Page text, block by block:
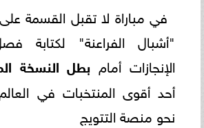
في مباراة لا تقبل القسمة
"أشبال الفراعنة" لكتابة
الإنجازات أمام بطل النسخة
أحد أقوى المنتخبات في
نحو منصة التتويج